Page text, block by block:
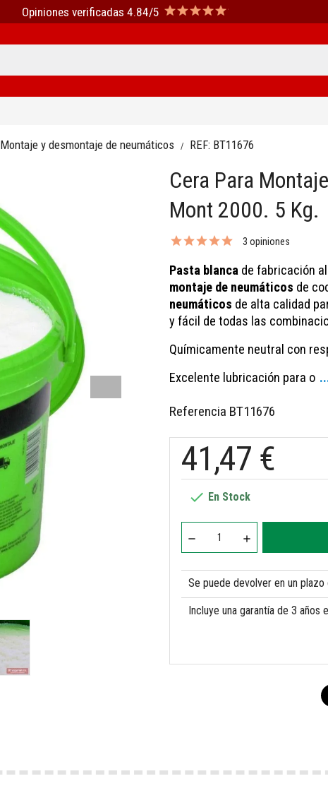
Opiniones verificadas 4.84/5
Montaje y desmontaje de neumáticos REF: BT11676
Cera Para
Mont 2000. 5 Kg.
3 opiniones
Pasta blanca de fabricación
montaje de neumáticos de
neumáticos de alta calidad
y fácil de todas las
Químicamente neutral con
Excelente lubricación para o
Referencia BT11676
41,47 €
 En Stock
Se puede devolver en un
Incluye una garantía de 3 años